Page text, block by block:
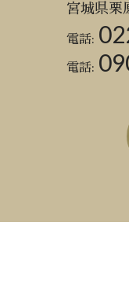
宮城県栗
電話:
電話: